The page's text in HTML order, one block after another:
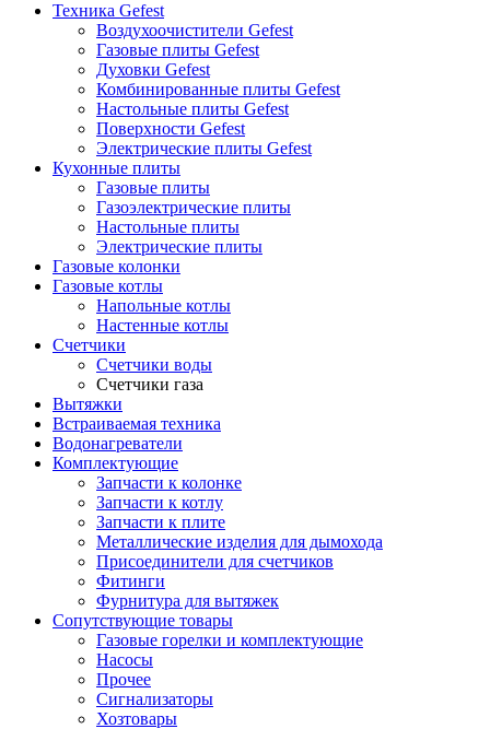
Техника Gefest
Воздухоочистители Gefest
Газовые плиты Gefest
Духовки Gefest
Комбинированные плиты Gefest
Настольные плиты Gefest
Поверхности Gefest
Электрические плиты Gefest
Кухонные плиты
Газовые плиты
Газоэлектрические плиты
Настольные плиты
Электрические плиты
Газовые колонки
Газовые котлы
Напольные котлы
Настенные котлы
Счетчики
Счетчики воды
Счетчики газа
Вытяжки
Встраиваемая техника
Водонагреватели
Комплектующие
Запчасти к колонке
Запчасти к котлу
Запчасти к плите
Металлические изделия для дымохода
Присоединители для счетчиков
Фитинги
Фурнитура для вытяжек
Сопутствующие товары
Газовые горелки и комплектующие
Насосы
Прочее
Сигнализаторы
Хозтовары